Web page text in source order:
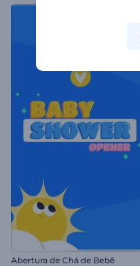
Abertura de Chá de Bebê